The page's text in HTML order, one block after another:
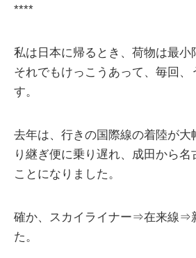
****
私は日本に帰るとき、荷物は最小
それでもけっこうあって、毎回、
す。
去年は、行きの国際線の着陸が大
り継ぎ便に乗り遅れ、成田から名
ことになりました。
確か、スカイライナー⇒在来線⇒
た。